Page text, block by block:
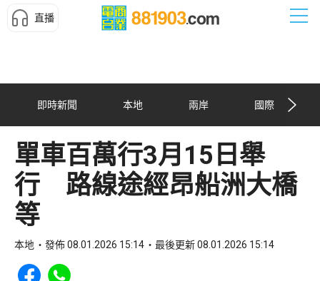
直播
即時新聞 本地 兩岸 國際
單車百萬行3月15日舉
行 路線途經昂船洲大橋
等
本地 發佈 08.01.2026 15:14 最後更新 08.01.2026 15:14
Share to Facebook
Share to WhatsApp